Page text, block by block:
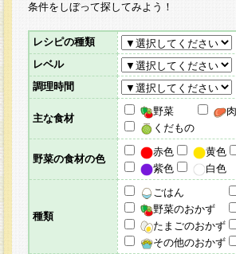
条件をしぼって探してみよう！
レシピの種類
レベル
調理時間
主な食材
野菜 肉
くだもの
野菜の食材の色
赤色 黄色
紫色
白色
種類
ごはん
野菜のおかず
たまごのおかず
その他のおかず